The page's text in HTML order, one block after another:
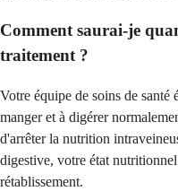
Comment saurai-je
traitement ?
Votre équipe de soins de santé
manger et à digérer
d'arrêter la nutrition
digestive, votre état
rétablissement.